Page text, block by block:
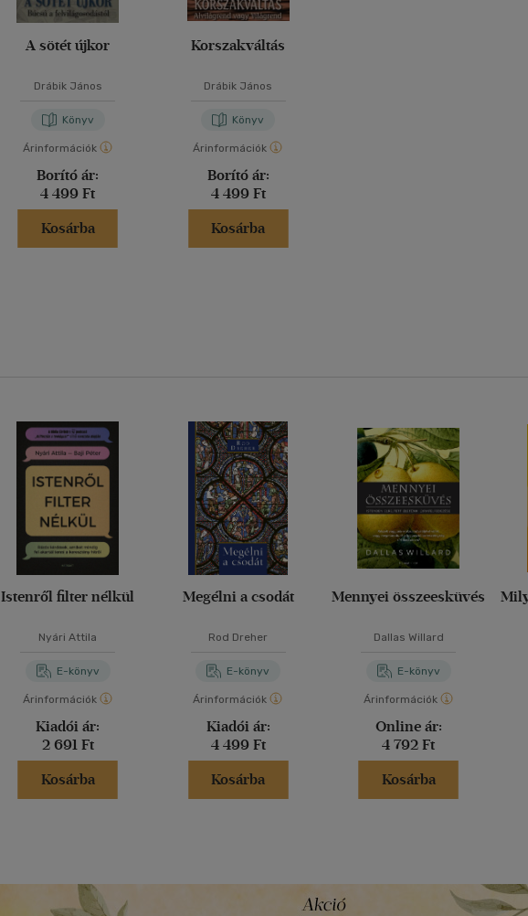
A sötét újkor
Drábik János
Könyv
Árinformációk
Borító ár:
4 499 Ft
Kosárba
Korszakváltás
Drábik János
Könyv
Árinformációk
Borító ár:
4 499 Ft
Kosárba
Istenről filter nélkül
Nyári Attila
E-könyv
Árinformációk
Kiadói ár:
2 691 Ft
Kosárba
Megélni a csodát
Rod Dreher
E-könyv
Árinformációk
Kiadói ár:
4 499 Ft
Kosárba
Mennyei összeesküvés
Dallas Willard
E-könyv
Árinformációk
Online ár:
4 792 Ft
Kosárba